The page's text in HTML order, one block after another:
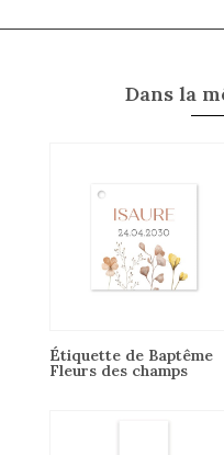
Dans la
Étiquette de Baptême
Fleurs des champs